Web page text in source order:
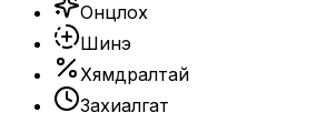
Онцлох
Шинэ
Хямдралтай
Захиалгат